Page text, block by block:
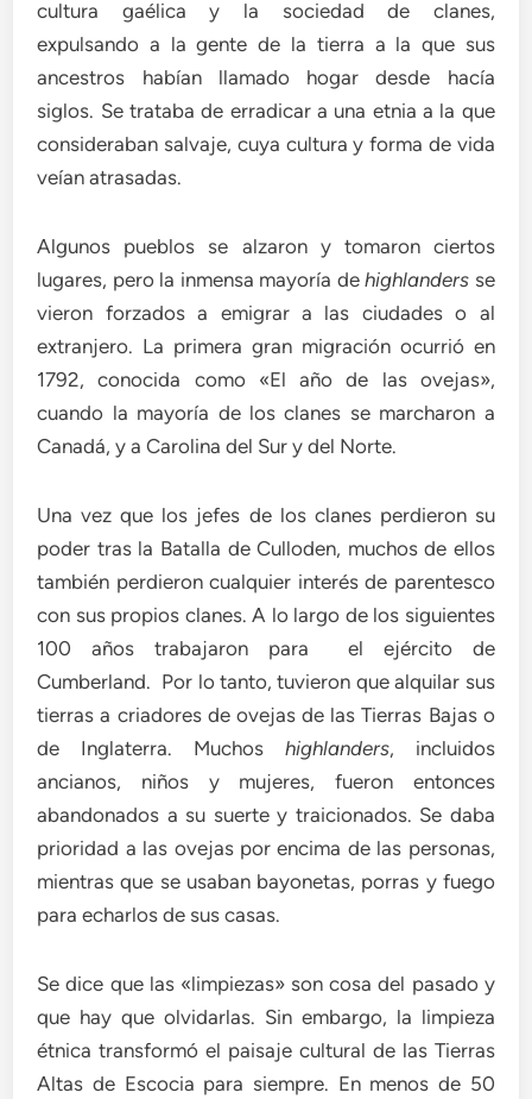
cultura gaélica y la sociedad de clanes,
expulsando a la gente de la tierra a la que sus
ancestros habían llamado hogar desde hacía
siglos. Se trataba de erradicar a una etnia a la que
consideraban salvaje, cuya cultura y forma de vida
veían atrasadas.
Algunos pueblos se alzaron y tomaron ciertos
lugares, pero la inmensa mayoría dehighlanders se
vieron forzados a emigrar a las ciudades o al
extranjero. La primera gran migración ocurrió en
1792, conocida como «El año de las ovejas»,
cuando la mayoría de los clanes se marcharon a
Canadá, y a Carolina del Sur y del Norte.
Una vez que los jefes de los clanes perdieron su
poder tras la Batalla de Culloden, muchos de ellos
también perdieron cualquier interés de parentesco
con sus propios clanes. A lo largo de los siguientes
100 años trabajaron para el ejército de
Cumberland. Por lo tanto, tuvieron que alquilar sus
tierras a criadores de ovejas de las Tierras Bajas o
de Inglaterra. Muchos highlanders, incluidos
ancianos, niños y mujeres, fueron entonces
abandonados a su suerte y traicionados. Se daba
prioridad a las ovejas por encima de las personas,
mientras que se usaban bayonetas, porras y fuego
para echarlos de sus casas.
Se dice que las «limpiezas» son cosa del pasado y
que hay que olvidarlas. Sin embargo, la limpieza
étnica transformó el paisaje cultural de las Tierras
Altas de Escocia para siempre. En menos de 50